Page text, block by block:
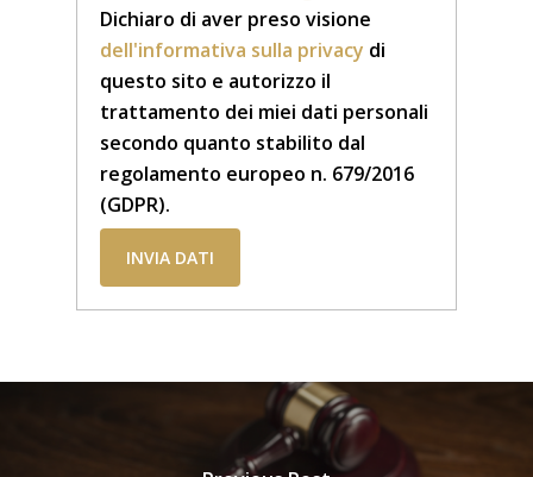
Dichiaro di aver preso visione
dell'informativa sulla privacy di
questo sito e autorizzo il
trattamento dei miei dati personali
secondo quanto stabilito dal
regolamento europeo n. 679/2016
(GDPR).